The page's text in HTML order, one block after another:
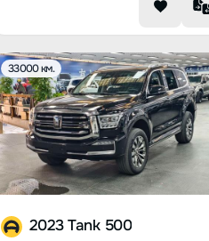
33000 км.
2023 Tank 500